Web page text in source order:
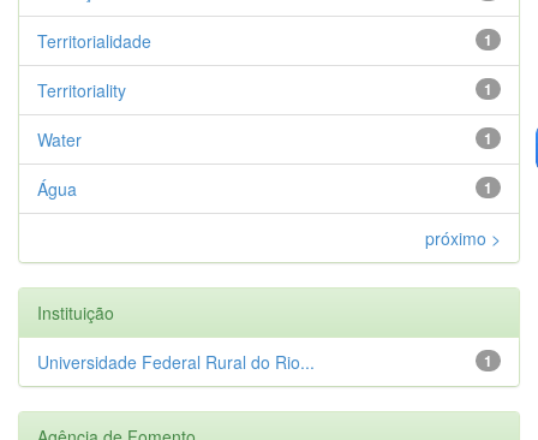
1
Territorialidade
1
Territoriality
1
Water
1
Água
próximo >
Instituição
1
Universidade Federal Rural do Rio...